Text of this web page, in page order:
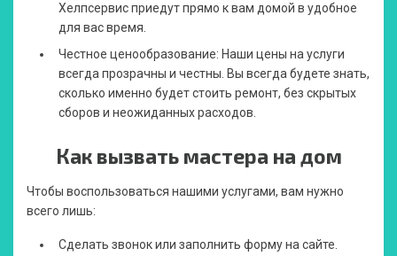
Хелпсервис приедут прямо к вам домой в удобное
для вас время.
Честное ценообразование: Наши цены на услуги
всегда прозрачны и честны. Вы всегда будете знать,
сколько именно будет стоить ремонт, без скрытых
сборов и неожиданных расходов.
Как вызвать мастера на дом
Чтобы воспользоваться нашими услугами, вам нужно
всего лишь:
Сделать звонок или заполнить форму на сайте.